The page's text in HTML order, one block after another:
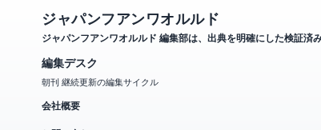
ジャパンフアンワオルルド
ジャパンフアンワオルルド 編集部は、出典を明確にした検証済
編集デスク
朝刊 継続更新の編集サイクル
会社概要